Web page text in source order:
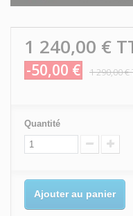
1 240,00 €
-50,00 € 1 290,00 €
Quantité
Ajouter au panier